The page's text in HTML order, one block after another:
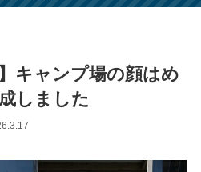
キャンプ場の顔はめ
しました